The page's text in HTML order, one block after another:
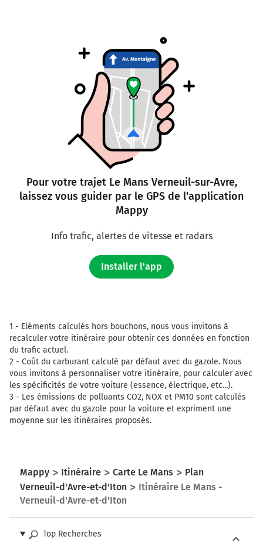
Pour votre trajet Le Mans Verneuil-sur-Avre,
laissez vous guider par le GPS de l'application
Mappy
Info trafic, alertes de vitesse et radars
Installer l'app
1 - Eléments calculés hors bouchons, nous vous invitons à
recalculer votre itinéraire pour obtenir ces données en fonction
du trafic actuel.
2 - Coût du carburant calculé par défaut avec du gazole. Nous
vous invitons à personnaliser votre itinéraire, pour calculer avec
les spécificités de votre voiture (essence, électrique, etc...).
3 - Les émissions de polluants CO2, NOX et PM10 sont calculés
par défaut avec du gazole pour la voiture et expriment une
moyenne sur les itinéraires proposés.
Mappy Itinéraire Carte Le Mans
Plan
Verneuil-d'Avre-et-d'Iton
Itinéraire Le Mans -
Verneuil-d'Avre-et-d'Iton
Top Recherches